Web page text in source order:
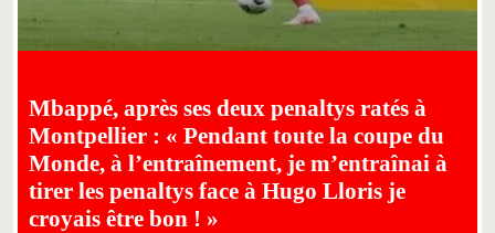
Mbappé, après ses deux penaltys ratés à
Montpellier : « Pendant toute la coupe du
Monde, à l’entraînement, je m’entraînai à
tirer les penaltys face à Hugo Lloris je
croyais être bon ! »